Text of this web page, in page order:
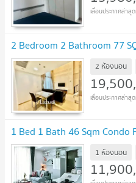
2 Bedroom 2 Bathroom 77
2 ห้องนอน
1 Bed 1 Bath 46 Sqm Condo
1 ห้องนอน